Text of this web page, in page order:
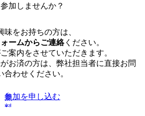
参加しませんか？
味をお持ちの方は、
ームからご連絡ください。
案内をさせていただきます。
お済の方は、弊社担当者に直接お問
合わせください。
無
料
参加を申し込む